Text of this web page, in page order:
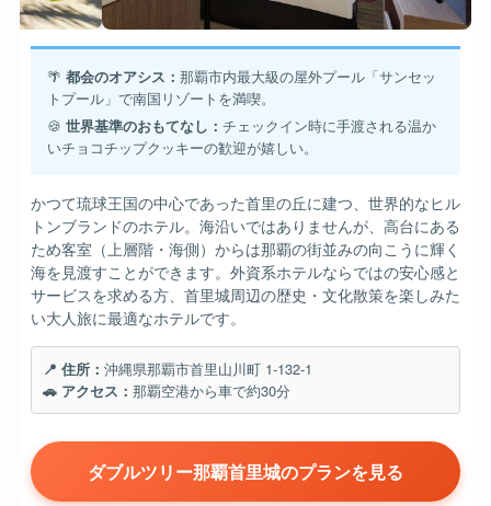
🌴 都会のオアシス： 那覇市内最大級の屋外プール「サンセッ
トプール」で南国リゾートを満喫。
🍪 世界基準のおもてなし： チェックイン時に手渡される温か
いチョコチップクッキーの歓迎が嬉しい。
かつて琉球王国の中心であった首里の丘に建つ、世界的なヒル
トンブランドのホテル。海沿いではありませんが、高台にある
ため客室（上層階・海側）からは那覇の街並みの向こうに輝く
海を見渡すことができます。外資系ホテルならではの安心感と
サービスを求める方、首里城周辺の歴史・文化散策を楽しみた
い大人旅に最適なホテルです。
📍 住所： 沖縄県那覇市首里山川町 1-132-1
🚗 アクセス： 那覇空港から車で約30分
ダブルツリー那覇首里城のプランを見る